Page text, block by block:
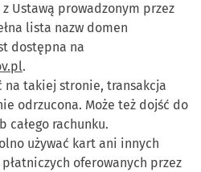
Ustawą prowadzonym przez
lista nazw domen
dostępna na
.
na takiej stronie, transakcja
odrzucona. Może też dojść do
całego rachunku.
używać kart ani innych
oferowanych przez